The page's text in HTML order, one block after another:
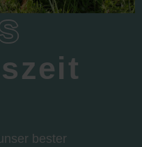
bester